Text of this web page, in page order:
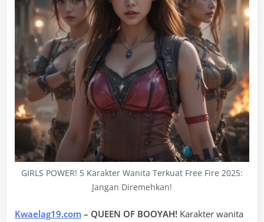
GIRLS POWER! 5 Karakter Wanita Terkuat Free Fire 2025:
Jangan Diremehkan!
Kwaelag19.com – QUEEN OF BOOYAH! Karakter wanita